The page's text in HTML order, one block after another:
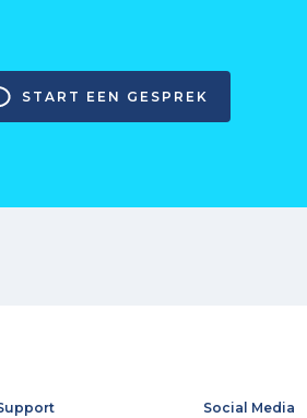
START EEN GESPREK
Social Media